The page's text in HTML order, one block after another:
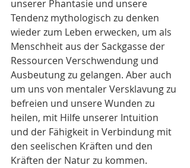
unserer Phantasie und unsere
Tendenz mythologisch zu denken
wieder zum Leben erwecken, um als
Menschheit aus der Sackgasse der
Ressourcen Verschwendung und
Ausbeutung zu gelangen. Aber auch
um uns von mentaler Versklavung zu
befreien und unsere Wunden zu
heilen, mit Hilfe unserer Intuition
und der Fähigkeit in Verbindung mit
den seelischen Kräften und den
Kräften der Natur zu kommen.